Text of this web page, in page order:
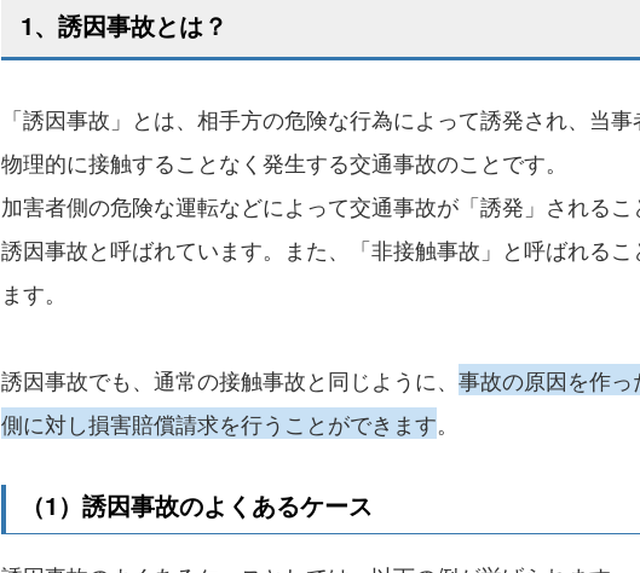
1、誘因事故とは？
「誘因事故」とは、相手方の危険な行為によって誘発され、当
物理的に接触することなく発生する交通事故のことです。
加害者側の危険な運転などによって交通事故が「誘発」される
誘因事故と呼ばれています。また、「非接触事故」と呼ばれるこ
ます。
誘因事故でも、通常の接触事故と同じように、 事故の原因を作っ
側に対し損害賠償請求を行うことができます。
（1）誘因事故のよくあるケース